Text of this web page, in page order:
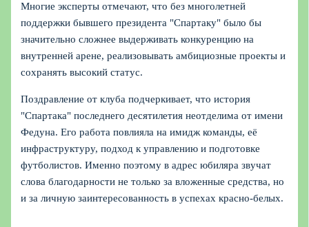
Многие эксперты отмечают, что без многолетней
поддержки бывшего президента "Спартаку" было бы
значительно сложнее выдерживать конкуренцию на
внутренней арене, реализовывать амбициозные проекты и
сохранять высокий статус.
Поздравление от клуба подчеркивает, что история
"Спартака" последнего десятилетия неотделима от имени
Федуна. Его работа повлияла на имидж команды, её
инфраструктуру, подход к управлению и подготовке
футболистов. Именно поэтому в адрес юбиляра звучат
слова благодарности не только за вложенные средства, но
и за личную заинтересованность в успехах красно‑белых.